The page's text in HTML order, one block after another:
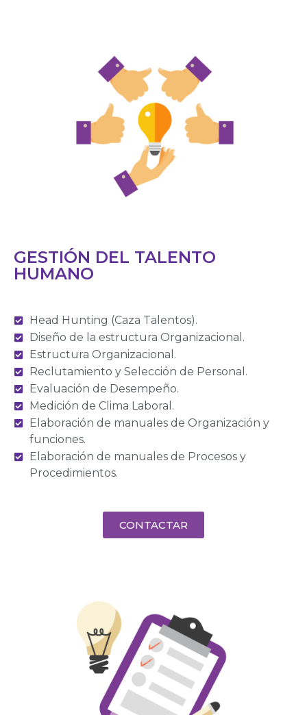
GESTIÓN DEL TALENTO
HUMANO
Head Hunting (Caza Talentos).
Diseño de la estructura Organizacional.
Estructura Organizacional.
Reclutamiento y Selección de Personal.
Evaluación de Desempeño.
Medición de Clima Laboral.
Elaboración de manuales de Organización y
funciones.
Elaboración de manuales de Procesos y
Procedimientos.
CONTACTAR